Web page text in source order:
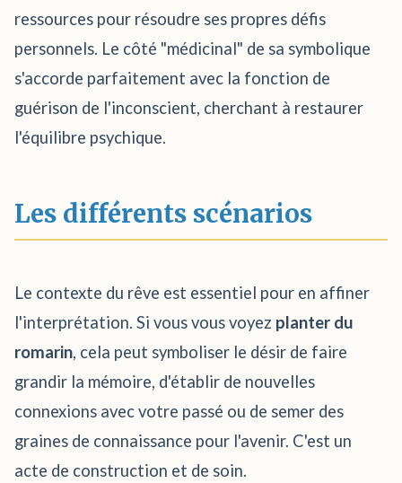
ressources pour résoudre ses propres défis
personnels. Le côté "médicinal" de sa symbolique
s'accorde parfaitement avec la fonction de
guérison de l'inconscient, cherchant à restaurer
l'équilibre psychique.
Les différents scénarios
Le contexte du rêve est essentiel pour en affiner
l'interprétation. Si vous vous voyez planter du
romarin, cela peut symboliser le désir de faire
grandir la mémoire, d'établir de nouvelles
connexions avec votre passé ou de semer des
graines de connaissance pour l'avenir. C'est un
acte de construction et de soin.